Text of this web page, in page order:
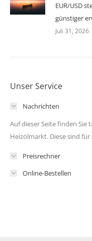
EUR/USD
günstiger
Juli 31, 2026
Unser Service
Nachrichten
Auf dieser Seite finden Sie
Heizölmarkt. Diese sind
Preisrechner
Online-Bestellen